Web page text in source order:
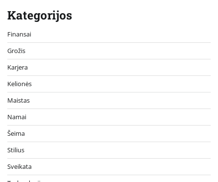
Kategorijos
Finansai
Grožis
Karjera
Kelionės
Maistas
Namai
Šeima
Stilius
Sveikata